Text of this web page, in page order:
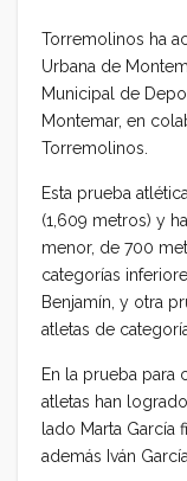
Torremolinos ha
Urbana de
Municipal de
Montemar, en
Torremolinos.
Esta prueba
(1,609 metros) y
menor, de 700
categorías
Benjamín, y otra
atletas de
En la prueba para
atletas han
lado Marta García
además Iván